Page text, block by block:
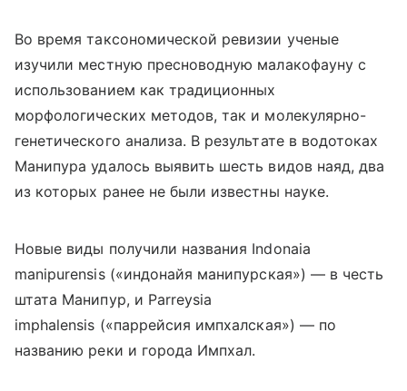
Во время таксономической ревизии ученые
изучили местную пресноводную малакофауну с
использованием как традиционных
морфологических методов, так и молекулярно-
генетического анализа. В результате в водотоках
Манипура удалось выявить шесть видов наяд, два
из которых ранее не были известны науке.
Новые виды получили названия Indonaia
manipurensis («индонайя манипурская») — в честь
штата Манипур, и Parreysia
imphalensis («паррейсия импхалская») — по
названию реки и города Импхал.